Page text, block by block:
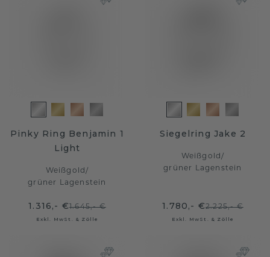
Pinky Ring Benjamin 1
Light
Weißgold/
grüner Lagenstein
1.316,- €1.645,- €
Exkl. MwSt. & Zölle
Siegelring Jake 2
Weißgold/
grüner Lagenstein
1.780,- €2.225,- €
Exkl. MwSt. & Zölle